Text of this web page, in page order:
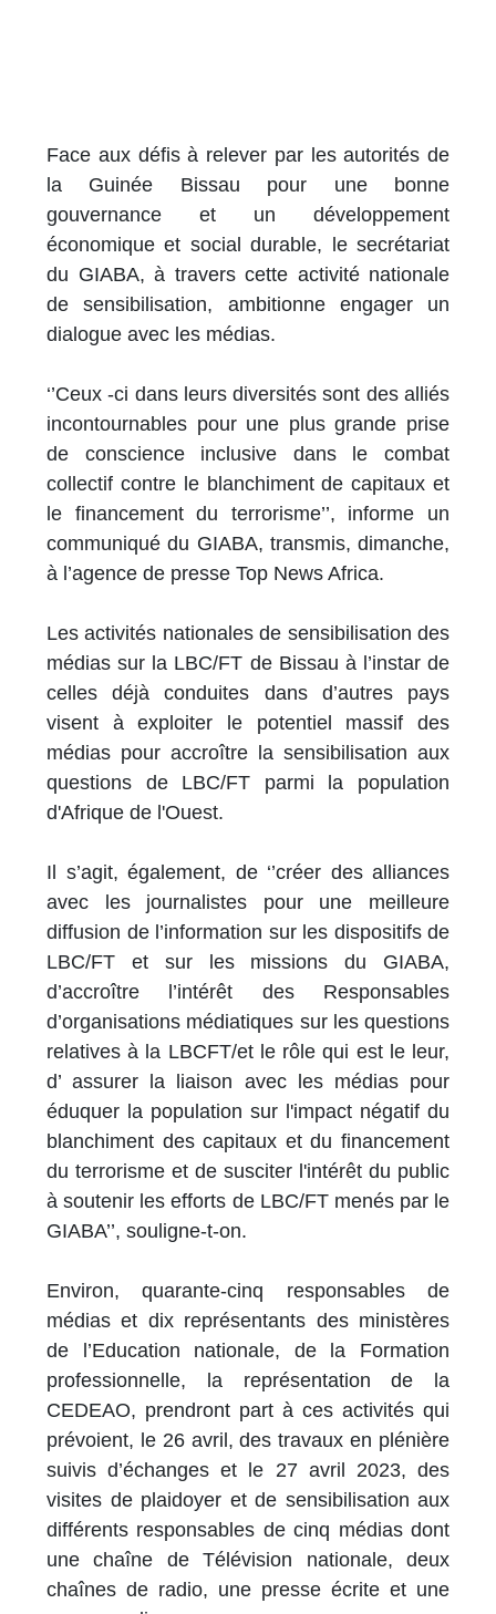
Face aux défis à relever par les autorités de
la Guinée Bissau pour une bonne
gouvernance et un développement
économique et social durable, le secrétariat
du GIABA, à travers cette activité nationale
de sensibilisation, ambitionne engager un
dialogue avec les médias.
‘’Ceux -ci dans leurs diversités sont des alliés
incontournables pour une plus grande prise
de conscience inclusive dans le combat
collectif contre le blanchiment de capitaux et
le financement du terrorisme’’, informe un
communiqué du GIABA, transmis, dimanche,
à l’agence de presse Top News Africa.
Les activités nationales de sensibilisation des
médias sur la LBC/FT de Bissau à l’instar de
celles déjà conduites dans d’autres pays
visent à exploiter le potentiel massif des
médias pour accroître la sensibilisation aux
questions de LBC/FT parmi la population
d'Afrique de l'Ouest.
Il s’agit, également, de ‘’créer des alliances
avec les journalistes pour une meilleure
diffusion de l’information sur les dispositifs de
LBC/FT et sur les missions du GIABA,
d’accroître l’intérêt des Responsables
d’organisations médiatiques sur les questions
relatives à la LBCFT/et le rôle qui est le leur,
d’ assurer la liaison avec les médias pour
éduquer la population sur l'impact négatif du
blanchiment des capitaux et du financement
du terrorisme et de susciter l'intérêt du public
à soutenir les efforts de LBC/FT menés par le
GIABA’’, souligne-t-on.
Environ, quarante-cinq responsables de
médias et dix représentants des ministères
de l’Education nationale, de la Formation
professionnelle, la représentation de la
CEDEAO, prendront part à ces activités qui
prévoient, le 26 avril, des travaux en plénière
suivis d’échanges et le 27 avril 2023, des
visites de plaidoyer et de sensibilisation aux
différents responsables de cinq médias dont
une chaîne de Télévision nationale, deux
chaînes de radio, une presse écrite et une